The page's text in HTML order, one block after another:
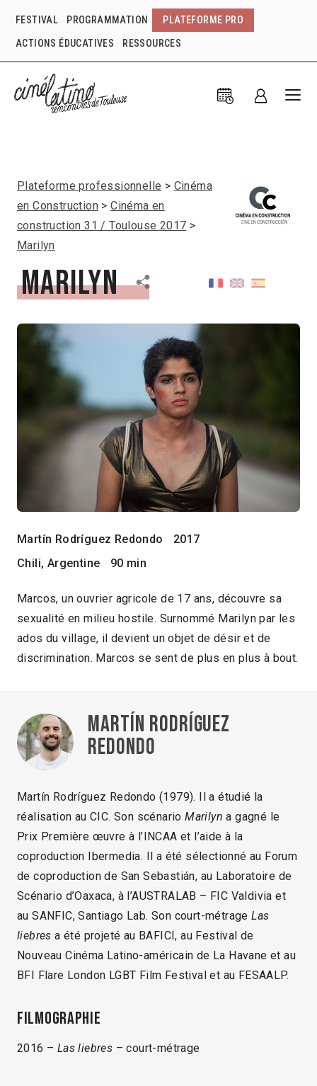
FESTIVAL PROGRAMMATION PLATEFORME PRO
ACTIONS ÉDUCATIVES RESSOURCES
Plateforme professionnelle
Cinéma
en Construction
Cinéma en
construction 31 / Toulouse 2017
Marilyn
Marilyn
Martín Rodríguez Redondo
2017
Chili, Argentine
90 min
Marcos, un ouvrier agricole de 17 ans, découvre sa
sexualité en milieu hostile. Surnommé Marilyn par les
ados du village, il devient un objet de désir et de
discrimination. Marcos se sent de plus en plus à bout.
Martín Rodríguez
Redondo
Martín Rodríguez Redondo (1979). Il a étudié la
réalisation au CIC. Son scénarioMarilyn a gagné le
Prix Première œuvre à l’INCAA et l’aide à la
coproduction Ibermedia. Il a été sélectionné au Forum
de coproduction de San Sebastián, au Laboratoire de
Scénario d’Oaxaca, à l’AUSTRALAB – FIC Valdivia et
au SANFIC, Santiago Lab. Son court-métrageLas
liebresa été projeté au BAFICI, au Festival de
Nouveau Cinéma Latino-américain de La Havane et au
BFI Flare London LGBT Film Festival et au FESAALP.
Filmographie
2016 – Las liebres – court-métrage